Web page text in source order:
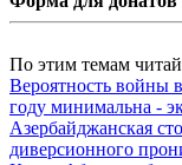
По этим темам
Вероятность войны
году минимальна -
Азербайджанская
диверсионного